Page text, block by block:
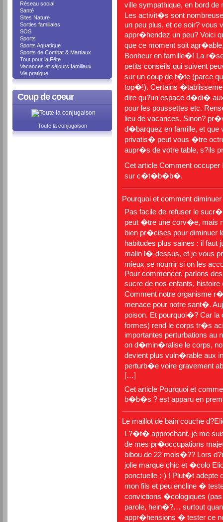
Réseau social
Santé
Sites Nature
Sorties familiales
SOS
Sports
Sports Aquatique
Sports de Combat & Martiaux
Tout pour la Fête
Vacances et séjours familiaux
Vie pratique
Coup de coeur
Toute la conjugaison
ville sympathique, en bord
Les activit�s sont
un peu plus, et ce soir? vous
appr�hendez un peu? Voici
que ce moment soit
Bonheur en famille�! La
petits conseils qui suivent
sur un coup de t�te (parce
top�!). Certains
dire qu?un espace d�di�
pour les poussettes etc.
lieu de vacances. Sinon?
d�barquez en famille, et que
privatis� peut vous �tre
aupr�s de votre table, s?ils
Cet article Comment
sur c�t�b�b�.
Pourquoi et comment
Pas facile de refuser le
peut �tre une corv�e, mais
bien pr�cises pour diminuer
habitudes plus saines : il
malin l�-dessus, et je vous
mieux se nourrir si on les
Pour commencer, parlons
sucre de nos enfants,
Comment notre organisme
menace pour notre sant�.
poison. Et pourquoi�? Car la
formes) rend le corps tr�s
importantes perturbations au
on d�min�ralise le corps,
devient plus vuln�rable aux
perturb�e voire gravement
[…]
Cet article Pourquoi et
b�b�s ? est apparu en
Le maillot de bain couche
L?�t� approchant, je me
de mes pr�occupations
bibou de 22 mois�?? Lors
jolie marque chic et �colo
ponctuelle :-) ! Plut�t adepte
mon fils et peu encline �
convictions �cologiques
parole, hein�?… surtout
appr�hensions � tester ce